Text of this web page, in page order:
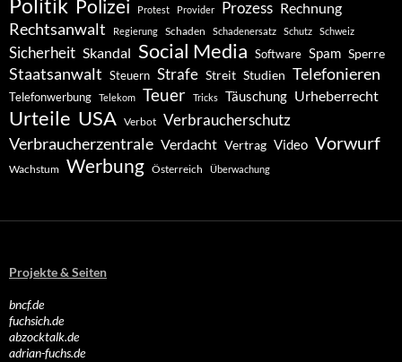
Politik Polizei Protest Provider Prozess Rechnung
Rechtsanwalt Regierung Schaden Schadenersatz Schutz Schweiz
Sicherheit Skandal Social Media Software Spam Sperre
Staatsanwalt Steuern Strafe Streit Studien Telefonieren
Telefonwerbung Telekom Teuer Tricks Täuschung Urheberrecht
Urteile USA Verbot Verbraucherschutz
Verbraucherzentrale Verdacht Vertrag Video Vorwurf
Wachstum Werbung Österreich Überwachung
Projekte & Seiten
bncf.de
fuchsich.de
abzocktalk.de
adrian-fuchs.de